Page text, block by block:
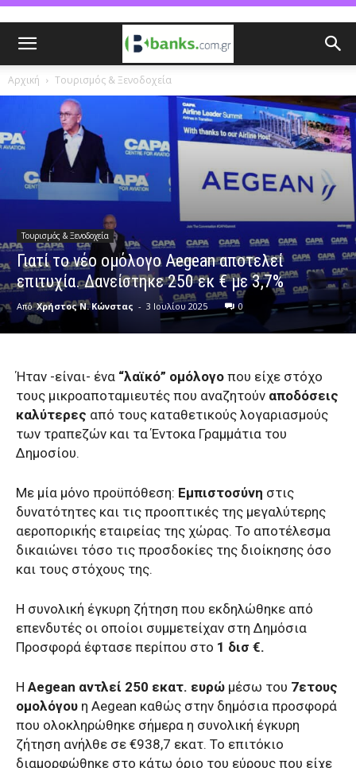
Αρχική Τουρισμός & Ξενοδοχεία
Τουρισμός & Ξενοδοχεία
Γιατί το νέο ομόλογο Aegean αποτελεί
επιτυχία. Δανείστηκε 250 εκ € με 3,7%
Από Χρήστος Ν. Κώνστας - 3 Ιουλίου 2025 0
Ήταν -είναι- ένα “λαϊκό” ομόλογο που είχε στόχο
τους μικροαποταμιευτές που αναζητούν αποδόσεις
καλύτερες από τους καταθετικούς λογαριασμούς
των τραπεζών και τα Έντοκα Γραμμάτια του
Δημοσίου.
Με μία μόνο προϋπόθεση: Εμπιστοσύνη στις
δυνατότητες και τις προοπτικές της μεγαλύτερης
αεροπορικής εταιρείας της χώρας. Το αποτέλεσμα
δικαιώνει τόσο τις προσδοκίες της διοίκησης όσο
και τους στόχους της.
Η συνολική έγκυρη ζήτηση που εκδηλώθηκε από
επενδυτές οι οποίοι συμμετείχαν στη Δημόσια
Προσφορά έφτασε περίπου στο 1 δισ €.
Η Aegean αντλεί 250 εκατ. ευρώ μέσω του 7ετους
ομολόγου η Aegean καθώς στην δημόσια προσφορά
που ολοκληρώθηκε σήμερα η συνολική έγκυρη
ζήτηση ανήλθε σε €938,7 εκατ. Το επιτόκιο
διαμορφώθηκε στο κάτω όριο του εύρους που είχε